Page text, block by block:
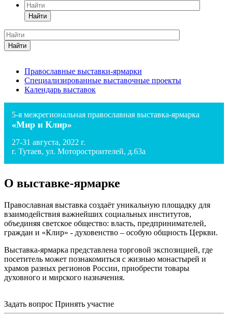
Найти
Найти
Православные выставки-ярмарки
Специализированные выставочные проекты
Календарь выставок
5-я межрегиональная православная выставка-ярмарка
«Мир и Клир»
27-31 августа, 2022 г.
г. Тутаев, ул. Моторостроителей, д.63а
О выставке-ярмарке
Православная выставка создаёт уникальную площадку для
взаимодействия важнейших социальных институтов,
объединяя светское общество: власть, предпринимателей,
граждан и «Клир» - духовенство – особую общность Церкви.
Выставка-ярмарка представлена торговой экспозицией, где
посетитель может познакомиться с жизнью монастырей и
храмов разных регионов России, приобрести товары
духовного и мирского назначения.
Задать вопрос Принять участие